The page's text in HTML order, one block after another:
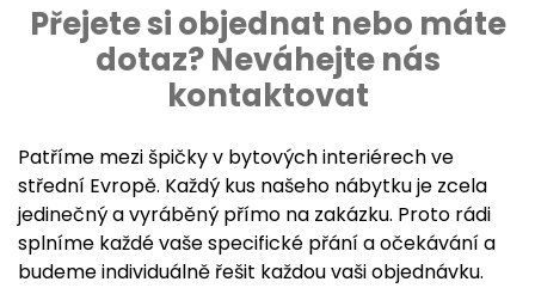
Přejete si objednat nebo máte
dotaz? Neváhejte nás
kontaktovat
Patříme mezi špičky v bytových interiérech ve
střední Evropě. Každý kus našeho nábytku je zcela
jedinečný a vyráběný přímo na zakázku. Proto rádi
splníme každé vaše specifické přání a očekávání a
budeme individuálně řešit každou vaši objednávku.